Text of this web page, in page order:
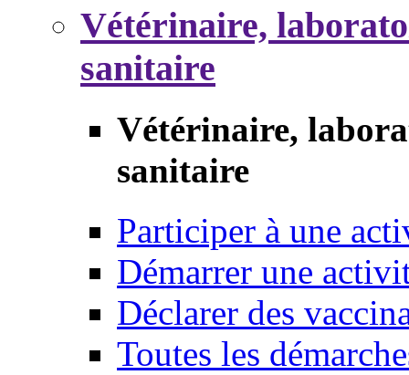
Vétérinaire,
sanitaire
Vétérinaire,
sanitaire
Participer à une
Démarrer une
Déclarer des
Toutes les